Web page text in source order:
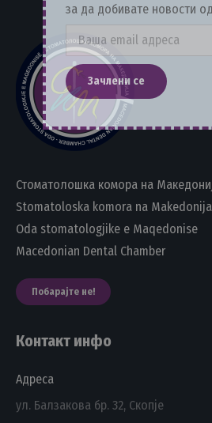
Стоматолошка комора на
Stomatoloska komora na Makedonija
Oda stomatologjike e Maqedonise
Macedonian Dental Chamber
Побарајте не!
Контакт инфо
Адреса
ул. Балзакова бр. 32, Скопје
за да добивате новости